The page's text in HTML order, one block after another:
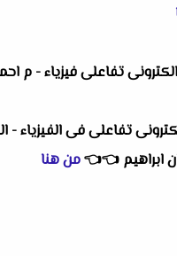
تفاعلى فيزياء - م
تفاعلى فى الفيزياء -
ابراهيم 👈
👈من هنا